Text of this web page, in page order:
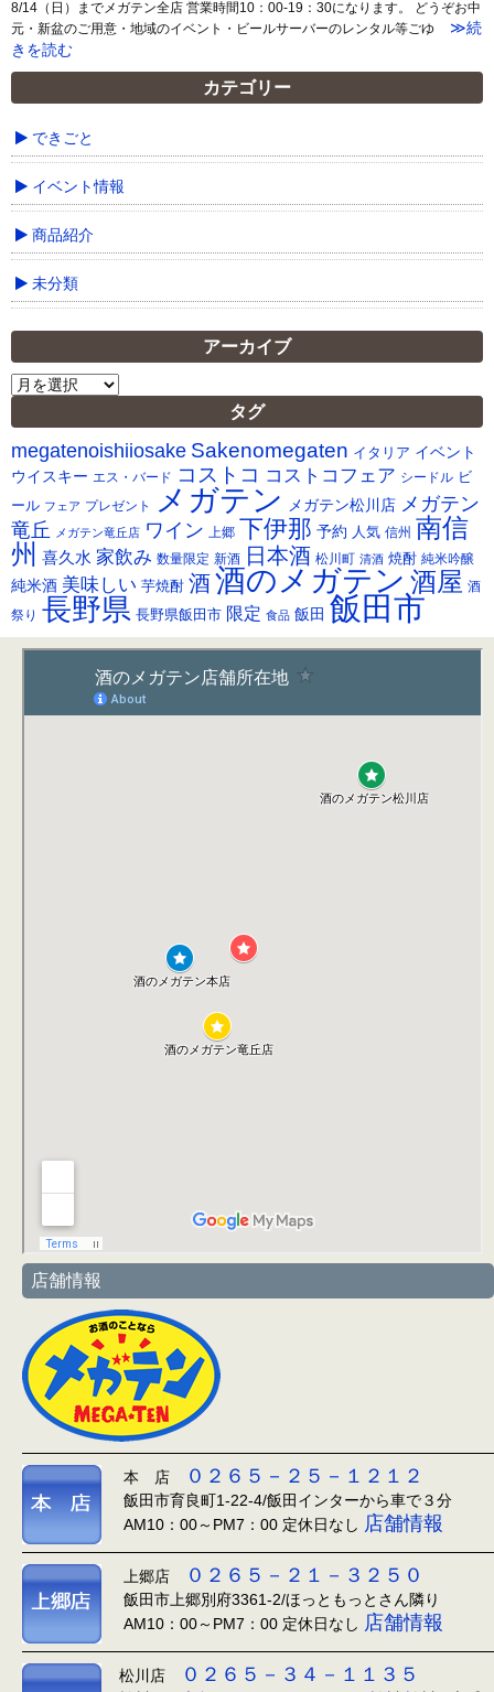
8/14（日）までメガテン全店 営業時間10：00-19：30になります。 どうぞお中
元・新盆のご用意・地域のイベント・ビールサーバーのレンタル等ごゆ
≫続
きを読む
カテゴリー
できごと
イベント情報
商品紹介
未分類
アーカイブ
ア
カ
イ
ブ
タグ
megatenoishiiosake Sakenomegaten イタリア イベント
ウイスキー エス・バード コストコ コストコフェア シードル ビ
ール フェア プレゼント メガテン メガテン松川店 メガテン
竜丘 メガテン竜丘店 ワイン 上郷 下伊那 予約 人気 信州 南信
州 喜久水 家飲み 数量限定 新酒 日本酒 松川町 清酒 焼酎 純米吟醸
純米酒 美味しい 芋焼酎 酒酒のメガテン 酒屋 酒
祭り 長野県 長野県飯田市 限定 食品 飯田 飯田市
店舗情報
本 店 ０２６５－２５－１２１２
飯田市育良町1-22-4/飯田インターから車で３分
AM10：00～PM7：00 定休日なし 店舗情報
上郷店 ０２６５－２１－３２５０
飯田市上郷別府3361-2/ほっともっとさん隣り
AM10：00～PM7：00 定休日なし 店舗情報
松川店 ０２６５－３４－１１３５